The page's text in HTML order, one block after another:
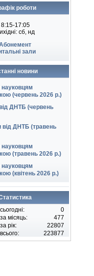
роботи
8:15-17:05
сб, нд
зали
новини
(червень 2026 р.)
ДНТБ (червень
від ДНТБ (травень
(травень 2026 р.)
(квітень 2026 р.)
0
місяць:
477
рік:
22807
223877